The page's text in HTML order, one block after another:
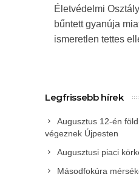
Életvédelmi
bűntett gyanúja
ismeretlen tettes
Legfrissebb hírek
Augusztus 12-én
végeznek Újpesten
Augusztusi piaci
Másodfokúra